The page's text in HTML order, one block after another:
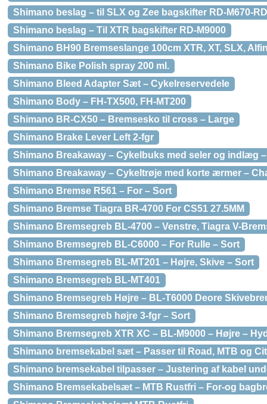
Shimano beslag – til SLX og Zee bagskifter RD-M670-
Shimano beslag – Til XTR bagskifter RD-M9000
Shimano BH90 Bremseslange 100cm XTR, XT, SLX,
Shimano Bike Polish spray 200 ml.
Shimano Bleed Adapter Sæt – Cykelreservedele
Shimano Body – FH-TX500, FH-MT200
Shimano BR-CX50 – Bremsesko til cross – Large
Shimano Brake Lever Left 2-fgr
Shimano Breakaway – Cykelbuks med seler og indlæg
Shimano Breakaway – Cykeltrøje med korte ærmer –
Shimano Bremse R561 – For – Sort
Shimano Bremse Tiagra BR-4700 For CS51 27.5MM
Shimano Bremsegreb BL-4700 – Venstre, Tiagra V-
Shimano Bremsegreb BL-C6000 – For Rulle – Sort
Shimano Bremsegreb BL-MT201 – Højre, Skive – Sort
Shimano Bremsegreb BL-MT401
Shimano Bremsegreb Højre – BL-T6000 Deore
Shimano Bremsegreb højre 3-fgr – Sort
Shimano Bremsegreb XTR XC – BL-M9000 – Højre –
Shimano bremsekabel sæt – Passer til Road, MTB og
Shimano bremsekabel tilpasser – Justering af kabel
Shimano Bremsekabelsæt – MTB Rustfri – For-og